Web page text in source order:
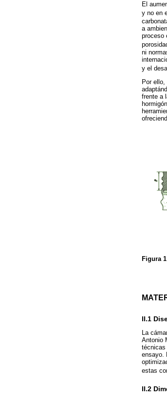
El
y no en
a
proceso
ni
y el
Por
frente a
Figura 1
II.1
La
Antonio
técnicas
ensayo.
estas
II.2